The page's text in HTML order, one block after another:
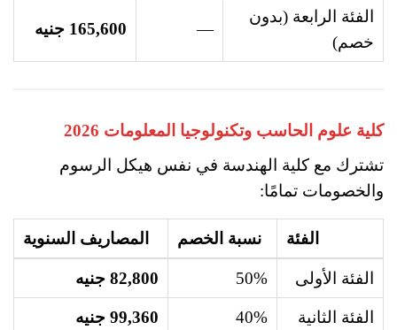
الفئة الرابعة (بدون
خصم)
— 165,600 جنيه
كلية علوم الحاسب وتكنولوجيا المعلومات 2026
تشترك مع كلية الهندسة في نفس هيكل الرسوم
والخصومات تمامًا:
الفئة نسبة الخصم المصاريف السنوية
الفئة الأولى 50% 82,800 جنيه
الفئة الثانية 40% 99,360 جنيه